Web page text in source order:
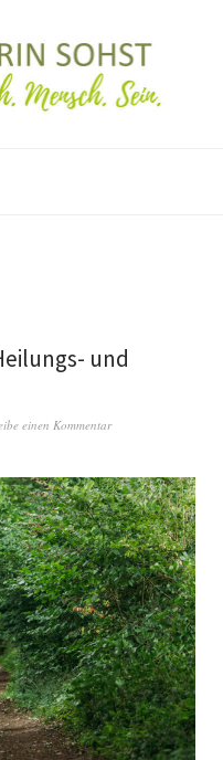
und
einen Kommentar